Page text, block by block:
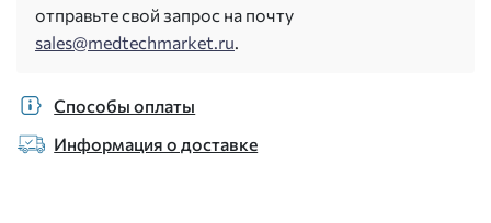
отправьте свой запрос на почту
sales@medtechmarket.ru.
Способы оплаты
Информация о доставке